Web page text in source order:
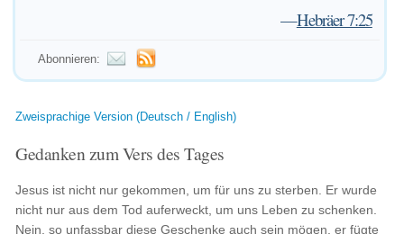
—Hebräer 7:25
Abonnieren:
Zweisprachige Version (Deutsch / English)
Gedanken zum Vers des Tages
Jesus ist nicht nur gekommen, um für uns zu sterben. Er wurde
nicht nur aus dem Tod auferweckt, um uns Leben zu schenken.
Nein, so unfassbar diese Geschenke auch sein mögen, er fügte